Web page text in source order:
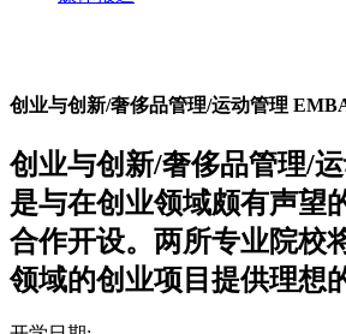
创业与创新/奢侈品管理/运动管理
创业与创新/奢侈品管理/
是与在创业领域颇有声望
合作开设。两所专业院校
领域的创业项目提供理想